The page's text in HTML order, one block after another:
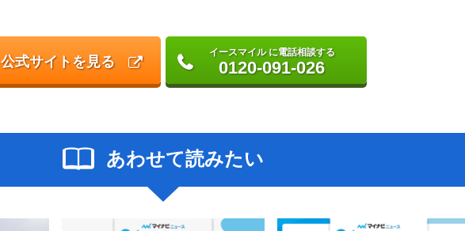
公式サイトを見る
イースマイル に電話相談する
0120-091-026
あわせて読みたい